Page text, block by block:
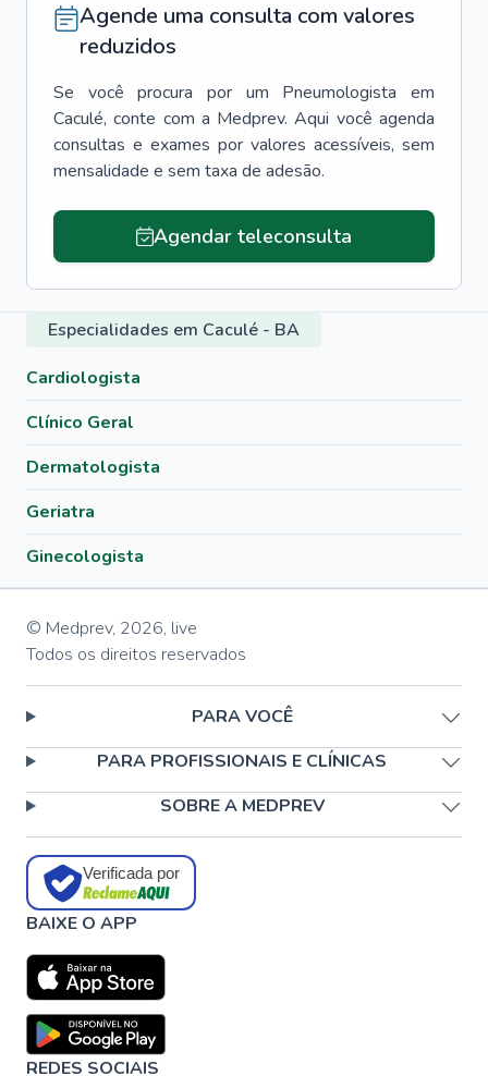
Agende uma consulta com valores
reduzidos
Se você procura por um Pneumologista
em
Caculé, conte com a Medprev. Aqui você agenda
consultas e exames por valores acessíveis, sem
mensalidade e sem taxa de adesão.
Agendar teleconsulta
Especialidades em Caculé - BA
Cardiologista
Clínico Geral
Dermatologista
Geriatra
Ginecologista
© Medprev, 2026, live
Todos os direitos reservados
PARA VOCÊ
PARA PROFISSIONAIS E CLÍNICAS
SOBRE A MEDPREV
Verificada por
BAIXE O APP
REDES SOCIAIS